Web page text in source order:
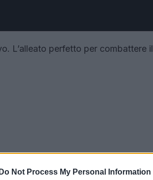
Do Not Process My Personal Information
L’alleato perfetto per combattere il